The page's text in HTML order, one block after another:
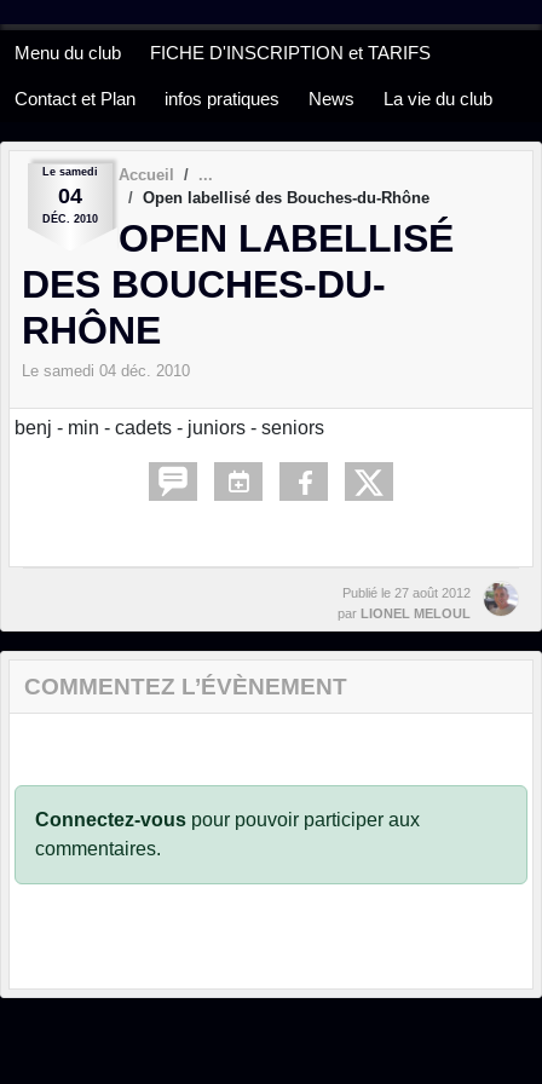
Menu du club FICHE D'INSCRIPTION et TARIFS
Contact et Plan infos pratiques News La vie du club
Le samedi
04
DÉC. 2010
Accueil
Open labellisé des Bouches-du-Rhône
OPEN LABELLISÉ
DES BOUCHES-DU-
RHÔNE
Le samedi 04 déc. 2010
benj - min - cadets - juniors - seniors
Publié le 27 août 2012
par LIONEL MELOUL
COMMENTEZ L’ÉVÈNEMENT
Connectez-vous pour pouvoir participer aux
commentaires.